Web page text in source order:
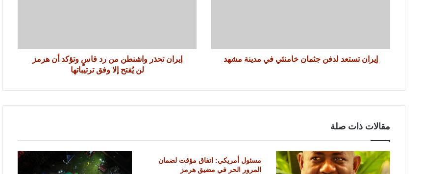
إيران تستعد لدفن جثمان خامنئي في مدينة مشهد
إيران تحذر واشنطن من رد قاسٍ وتؤكد أن هرمز
لن يُفتح إلا وفق ترتيباتها
مقالات ذات صلة
مسئول أمريكي: اتفاق مؤقت لضمان
المرور الحر في مضيق هرمز